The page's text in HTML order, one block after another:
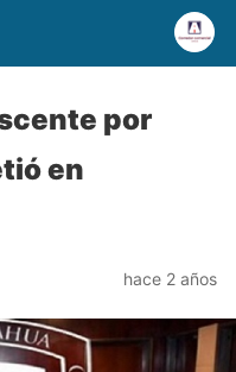
por
en
hace 2 años